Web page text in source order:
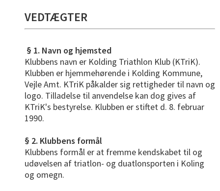
VEDTÆGTER
§ 1. Navn og hjemsted
Klubbens navn er Kolding Triathlon Klub (KTriK).
Klubben er hjemmehørende i Kolding Kommune,
Vejle Amt. KTriK påkalder sig rettigheder til navn og
logo. Tilladelse til anvendelse kan dog gives af
KTriK's bestyrelse. Klubben er stiftet d. 8. februar
1990.
§ 2. Klubbens formål
Klubbens formål er at fremme kendskabet til og
udøvelsen af triatlon- og duatlonsporten i Koling
og omegn.